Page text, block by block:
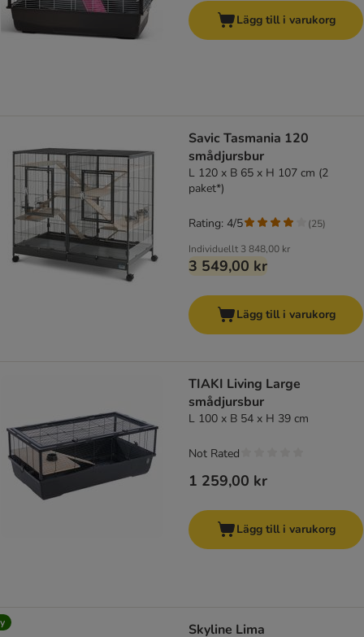
Lägg till i varukorg
Savic Tasmania 120
smådjursbur
L 120 x B 65 x H 107 cm (2
paket*)
Individuellt 3 848,00 kr
3 549,00 kr
Rating: 4/5 (25)
Lägg till i varukorg
TIAKI Living Large
smådjursbur
L 100 x B 54 x H 39 cm
1 259,00 kr
Not Rated
Lägg till i varukorg
Skyline Lima